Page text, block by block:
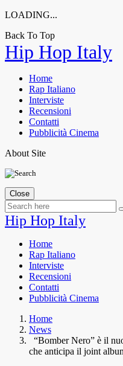
LOADING...
Back To Top
Skip
to
Hip Hop Italy
Home
Rap Italiano
Interviste
Recensioni
Contatti
Pubblicità Cinema
About Site
Close
Hip Hop Italy
Home
Rap Italiano
Interviste
Recensioni
Contatti
Pubblicità Cinema
Home
News
“Bomber Nero” è il
che anticipa il joint